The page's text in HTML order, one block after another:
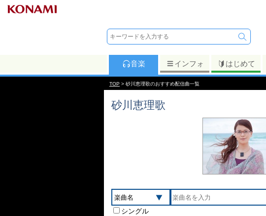
音楽 インフォ はじめて
TOP > 砂川恵理歌のおすすめ配信曲一覧
砂川恵理歌
シングル